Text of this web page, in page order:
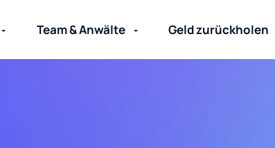
Team & Anwälte Geld zurückholen